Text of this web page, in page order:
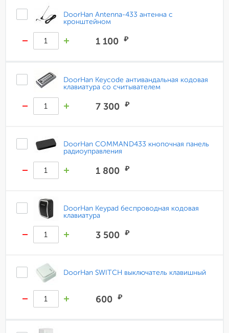
DoorHan Antenna-433 антенна с
кронштейном
1 100 ₽
DoorHan Keycode антивандальная кодовая
клавиатура со считывателем
7 300 ₽
DoorHan COMMAND433 кнопочная панель
радиоуправления
1 800 ₽
DoorHan Keypad беспроводная кодовая
клавиатура
3 500 ₽
DoorHan SWITCH выключатель клавишный
600 ₽